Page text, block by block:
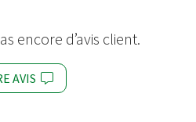
encore d’avis client.
AVIS